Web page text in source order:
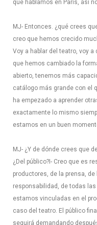
que hablamos en París, así
MJ- Entonces. ¿qué crees
creo que hemos crecido
Voy a hablar del teatro, voy
que hemos cambiado la
abierto, tenemos más
catálogo más grande con el
ha empezado a aprender
exactamente lo mismo
estamos en un buen
MJ- ¿Y de dónde crees que
¿Del público? I- Creo que es
productores, de la prensa,
responsabilidad, de todas
estamos vinculadas en el
caso del teatro. El público
seguirá demandando